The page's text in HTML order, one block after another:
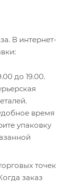
В интернет-
до 19.00.
время
упаковку
точек
заказ